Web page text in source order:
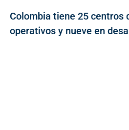
Colombia tiene 25 centros
operativos y nueve en